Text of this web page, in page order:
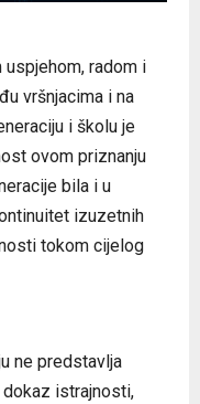
radom i
vršnjacima i na
i školu je
ovom priznanju
bila i u
izuzetnih
tokom cijelog
ne predstavlja
istrajnosti,